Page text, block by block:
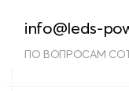
info@leds-
ПО ВОПРОСАМ